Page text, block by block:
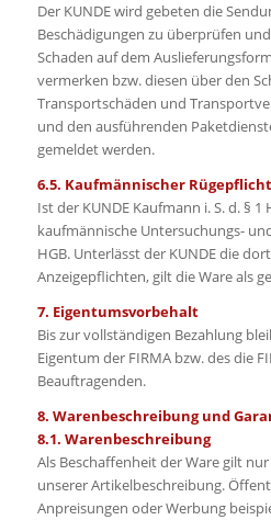
Der KUNDE wird gebeten die
Beschädigungen zu überprüfen
Schaden auf dem
vermerken bzw. diesen über den
Transportschäden und
und den ausführenden
gemeldet werden.
6.5. Kaufmännischer Rügepflicht
Ist der KUNDE Kaufmann i. S. d. §
kaufmännische Untersuchungs-
HGB. Unterlässt der KUNDE die
Anzeigepflichten, gilt die Ware als
7. Eigentumsvorbehalt
Bis zur vollständigen Bezahlung
Eigentum der FIRMA bzw. des die
Beauftragenden.
8. Warenbeschreibung und
8.1. Warenbeschreibung
Als Beschaffenheit der Ware gilt
unserer Artikelbeschreibung.
Anpreisungen oder Werbung